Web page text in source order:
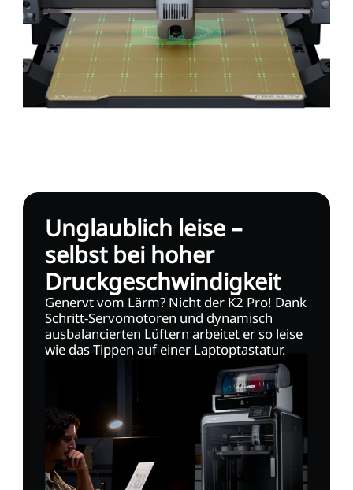
Unglaublich leise –
selbst bei hoher
Druckgeschwindigkeit
Genervt vom Lärm? Nicht der K2 Pro! Dank
Schritt-Servomotoren und dynamisch
ausbalancierten Lüftern arbeitet er so leise
wie das Tippen auf einer Laptoptastatur.